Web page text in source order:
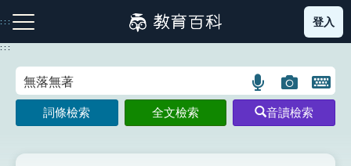
到
主
:::
注音索引圖示 筆畫索引圖示 部首索引表圖示
登入
:::
語
言
搜
圖
片
搜
開
鍵
圖
詞條檢索 全文檢索 音讀檢索